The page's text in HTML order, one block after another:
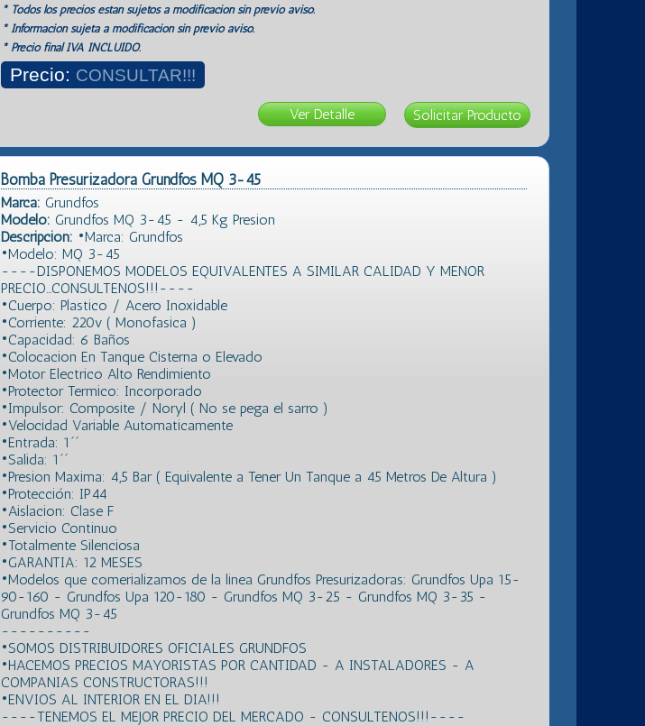
* Todos los precios estan sujetos a modificación sin previo aviso.
* Información sujeta a modificación sin previo aviso.
* Precio final IVA INCLUIDO.
Precio: CONSULTAR!!!
Ver Detalle
Bomba Presurizadora Grundfos MQ 3-45
Marca: Grundfos
Modelo: Grundfos MQ 3-45 - 4,5 Kg Presion
Descripción: •Marca: Grundfos
•Modelo: MQ 3-45
----DISPONEMOS MODELOS EQUIVALENTES A SIMILAR CALIDAD Y MENOR
PRECIO...CONSULTENOS!!!----
•Cuerpo: Plastico / Acero Inoxidable
•Corriente: 220v ( Monofasica )
•Capacidad: 6 Baños
•Colocacion En Tanque Cisterna o Elevado
•Motor Electrico Alto Rendimiento
•Protector Termico: Incorporado
•Impulsor: Composite / Noryl ( No se pega el sarro )
•Velocidad Variable Automaticamente
•Entrada: 1´´
•Salida: 1´´
•Presion Maxima: 4,5 Bar ( Equivalente a Tener Un Tanque a 45 Metros De Altura )
•Protección: IP44
•Aislacion: Clase F
•Servicio Continuo
•Totalmente Silenciosa
•GARANTIA: 12 MESES
•Modelos que comerializamos de la linea Grundfos Presurizadoras: Grundfos Upa 15-
90-160 - Grundfos Upa 120-180 - Grundfos MQ 3-25 - Grundfos MQ 3-35 -
Grundfos MQ 3-45
----------
•SOMOS DISTRIBUIDORES OFICIALES GRUNDFOS
•HACEMOS PRECIOS MAYORISTAS POR CANTIDAD - A INSTALADORES - A
COMPANIAS CONSTRUCTORAS!!!
•ENVIOS AL INTERIOR EN EL DIA!!!
----TENEMOS EL MEJOR PRECIO DEL MERCADO - CONSULTENOS!!!----